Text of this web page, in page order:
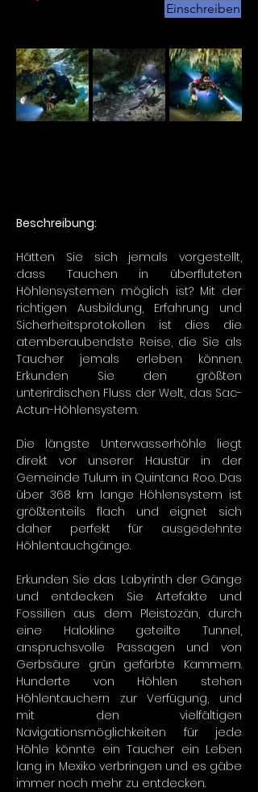
Beschreibung:
Hätten Sie sich jemals vorgestellt,
dass Tauchen in überfluteten
Höhlensystemen möglich ist? Mit der
richtigen Ausbildung, Erfahrung und
Sicherheitsprotokollen ist dies die
atemberaubendste Reise, die Sie als
Taucher jemals erleben können.
Erkunden Sie den größten
unterirdischen Fluss der Welt, das Sac-
Actun-Höhlensystem.
Die längste Unterwasserhöhle liegt
direkt vor unserer Haustür in der
Gemeinde Tulum in Quintana Roo. Das
über 368 km lange Höhlensystem ist
größtenteils flach und eignet sich
daher perfekt für ausgedehnte
Höhlentauchgänge.
Erkunden Sie das Labyrinth der Gänge
und entdecken Sie Artefakte und
Fossilien aus dem Pleistozän, durch
eine Halokline geteilte Tunnel,
anspruchsvolle Passagen und von
Gerbsäure grün gefärbte Kammern.
Hunderte von Höhlen stehen
Höhlentauchern zur Verfügung, und
mit den vielfältigen
Navigationsmöglichkeiten für jede
Höhle könnte ein Taucher ein Leben
lang in Mexiko verbringen und es gäbe
immer noch mehr zu entdecken.
Einschreiben